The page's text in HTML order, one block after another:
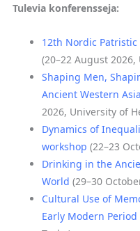
Tulevia konferensseja:
12th Nordic
(20–22 August
Shaping Men,
Ancient Western
2026, University of
Dynamics of
workshop (22–23
Drinking in the
World (29–30
Cultural Use of
Early Modern Period